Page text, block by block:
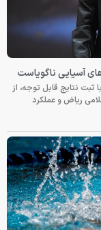
نتایج قابل توجه، از
ریاض و عملکرد